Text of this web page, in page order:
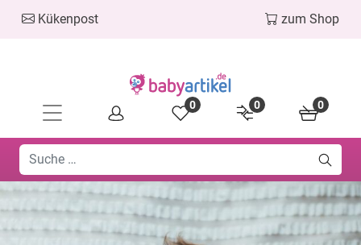
Kükenpost zum Shop
0
0
0